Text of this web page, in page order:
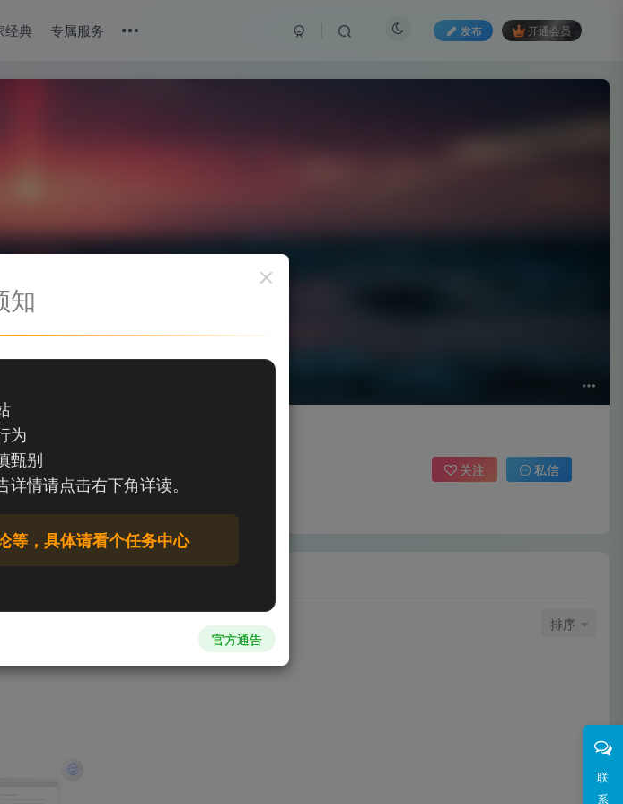
联
系
经典 专属服务 发布 开通会员
关注 私信
排序
知
为
甄别
情请点击右下角详读。
等，具体请看个任务中心
官方通告